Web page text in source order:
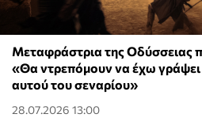
Μεταφράστρια της Οδύσσειας
«Θα ντρεπόμουν να έχω
αυτού του σεναρίου»
28.07.2026 13:00